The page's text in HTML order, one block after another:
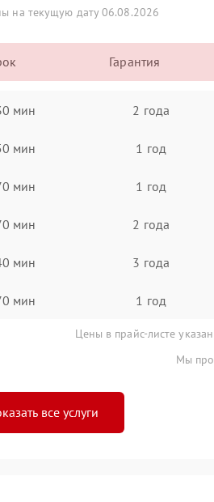
на текущую дату 06.08.2026
Гарантия
мин 2 года
мин 1 год
мин 1 год
мин 2 года
мин 3 года
мин 1 год
Цены в прайс-листе
Мы
все услуги